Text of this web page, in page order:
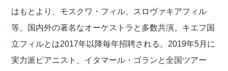
はもとより、モスクワ・フィル、スロヴァキアフィル
等、国内外の著名なオーケストラと多数共演。キエフ国
立フィルとは2017年以降毎年招聘される。2019年5月に
実力派ピアニスト、イタマール・ゴランと全国ツアー